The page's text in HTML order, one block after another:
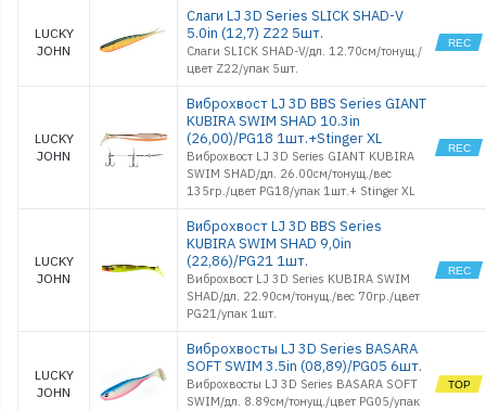
LUCKY
JOHN
Слаги LJ 3D Series SLICK SHAD-V
5.0in (12,7) Z22 5шт.
Слаги SLICK SHAD-V/дл. 12.70см/тонущ./
цвет Z22/упак 5шт.
LUCKY
JOHN
Виброхвост LJ 3D BBS Series GIANT
KUBIRA SWIM SHAD 10.3in
(26,00)/PG18 1шт.+Stinger XL
Виброхвост LJ 3D Series GIANT KUBIRA
SWIM SHAD/дл. 26.00см/тонущ./вес
135гр./цвет PG18/упак 1шт.+ Stinger XL
LUCKY
JOHN
Виброхвост LJ 3D BBS Series
KUBIRA SWIM SHAD 9,0in
(22,86)/PG21 1шт.
Виброхвост LJ 3D Series KUBIRA SWIM
SHAD/дл. 22.90см/тонущ./вес 70гр./цвет
PG21/упак 1шт.
LUCKY
JOHN
Виброхвосты LJ 3D Series BASARA
SOFT SWIM 3.5in (08,89)/PG05 6шт.
Виброхвосты LJ 3D Series BASARA SOFT
SWIM/дл. 8.89см/тонущ./цвет PG05/упак